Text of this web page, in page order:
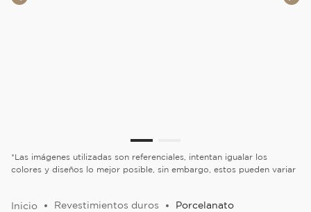
*Las imágenes utilizadas son referenciales, intentan igualar los
colores y diseños lo mejor posible, sin embargo, estos pueden variar
Revestimientos duros Porcelanato